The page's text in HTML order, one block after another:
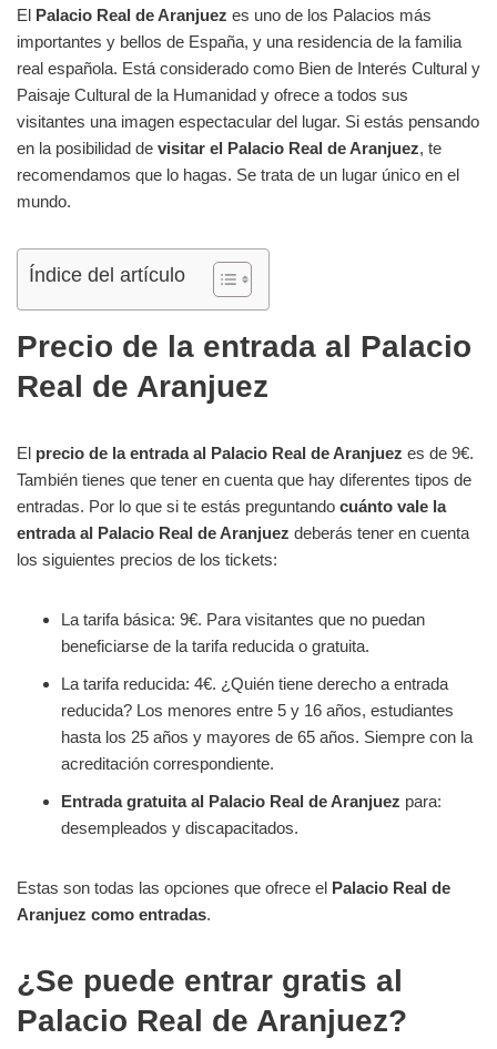
El Palacio Real de Aranjuez es uno de los Palacios más
importantes y bellos de España, y una residencia de la familia
real española. Está considerado como Bien de Interés Cultural y
Paisaje Cultural de la Humanidad y ofrece a todos sus
visitantes una imagen espectacular del lugar. Si estás pensando
en la posibilidad de visitar el Palacio Real de Aranjuez, te
recomendamos que lo hagas. Se trata de un lugar único en el
mundo.
Índice del artículo
Precio de la entrada al Palacio
Real de Aranjuez
El precio de la entrada al Palacio Real de Aranjuez es de 9€.
También tienes que tener en cuenta que hay diferentes tipos de
entradas. Por lo que si te estás preguntando cuánto vale la
entrada al Palacio Real de Aranjuez deberás tener en cuenta
los siguientes precios de los tickets:
La tarifa básica: 9€. Para visitantes que no puedan
beneficiarse de la tarifa reducida o gratuita.
La tarifa reducida: 4€. ¿Quién tiene derecho a entrada
reducida? Los menores entre 5 y 16 años, estudiantes
hasta los 25 años y mayores de 65 años. Siempre con la
acreditación correspondiente.
Entrada gratuita al Palacio Real de Aranjuez para:
desempleados y discapacitados.
Estas son todas las opciones que ofrece el Palacio Real de
Aranjuez como entradas.
¿Se puede entrar gratis al
Palacio Real de Aranjuez?